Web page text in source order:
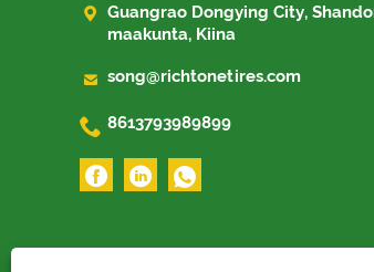
 Guangrao Dongying City,
maakunta, Kiina
 song@richtonetires.com
 8613793989899